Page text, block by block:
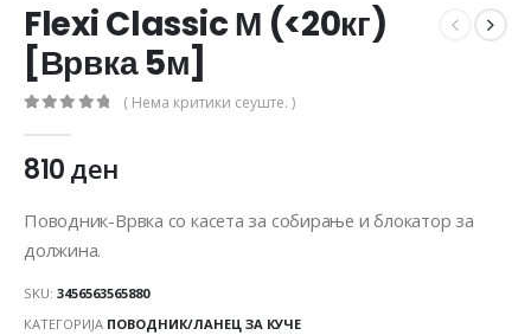
Flexi Classic М (<20кг)
[Врвка 5м]
( Нема критики сеуште. )
810ден
Поводник-Врвка со касета за собирање и блокатор за
должина.
SKU: 3456563565880
КАТЕГОРИЈА ПОВОДНИК/ЛАНЕЦ ЗА КУЧЕ